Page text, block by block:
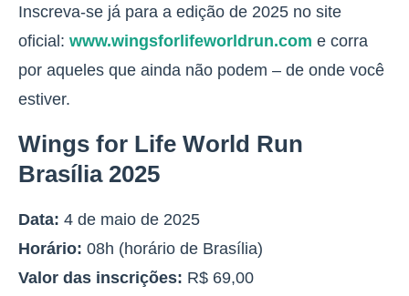
Inscreva-se já para a edição de 2025 no site
oficial: www.wingsforlifeworldrun.com e corra
por aqueles que ainda não podem – de onde você
estiver.
Wings for Life World Run
Brasília 2025
Data: 4 de maio de 2025
Horário: 08h (horário de Brasília)
Valor das inscrições: R$ 69,00